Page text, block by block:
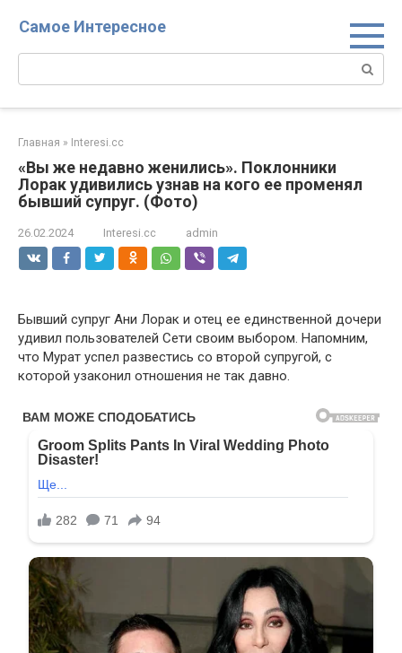
Самое Интересное
Поиск:
Главная » Interesi.cc
«Вы же недавно женились». Поклонники
Лорак удивились узнав на кого ее променял
бывший супруг. (Фото)
26.02.2024 Interesi.cc admin
Бывший супруг Ани Лорак и отец ее единственной дочери
удивил пользователей Сети своим выбором. Напомним,
что Мурат успел развестись со второй супругой, с
которой узаконил отношения не так давно.